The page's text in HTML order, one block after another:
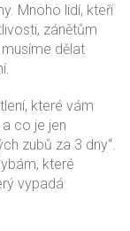
Mnoho lidí, kteří
zánětům
dělat
které vám
co je jen
zubů za 3 dny“.
které
vypadá